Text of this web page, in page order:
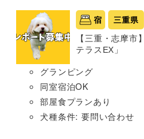
宿 三重県
【三重・志摩市
テラスEX」
グランピング
同室宿泊OK
部屋食プランあり
犬種条件: 要問い合わせ